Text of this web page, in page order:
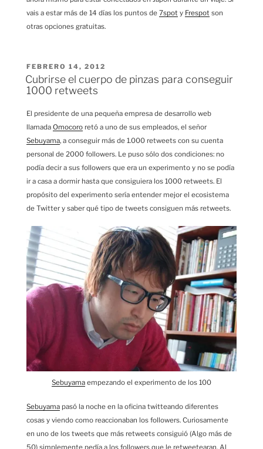
vais a estar más de 14 días los puntos de 7spot y Frespot son
otras opciones gratuitas.
PUBLICADO
EL
FEBRERO 14, 2012
Cubrirse el cuerpo de pinzas para conseguir
1000 retweets
El presidente de una pequeña empresa de desarrollo web
llamada Omocoro retó a uno de sus empleados, el señor
Sebuyama, a conseguir más de 1.000 retweets con su cuenta
personal de 2000 followers. Le puso sólo dos condiciones: no
podía decir a sus followers que era un experimento y no se podía
ir a casa a dormir hasta que consiguiera los 1000 retweets. El
propósito del experimento sería entender mejor el ecosistema
de Twitter y saber qué tipo de tweets consiguen más retweets.
Sebuyama empezando el experimento de los 100
Sebuyama pasó la noche en la oficina twitteando diferentes
cosas y viendo como reaccionaban los followers. Curiosamente
en uno de los tweets que más retweets consiguió (Algo más de
50) simplemente pedía a los followers que le retweetearan. Al